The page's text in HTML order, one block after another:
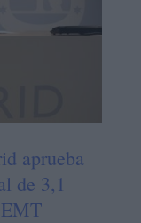
aprueba
de 3,1